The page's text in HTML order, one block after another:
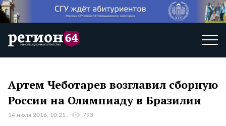
Артем Чеботарев возглавил сборную
России на Олимпиаду в Бразилии
14 июля 2016, 10:21 793